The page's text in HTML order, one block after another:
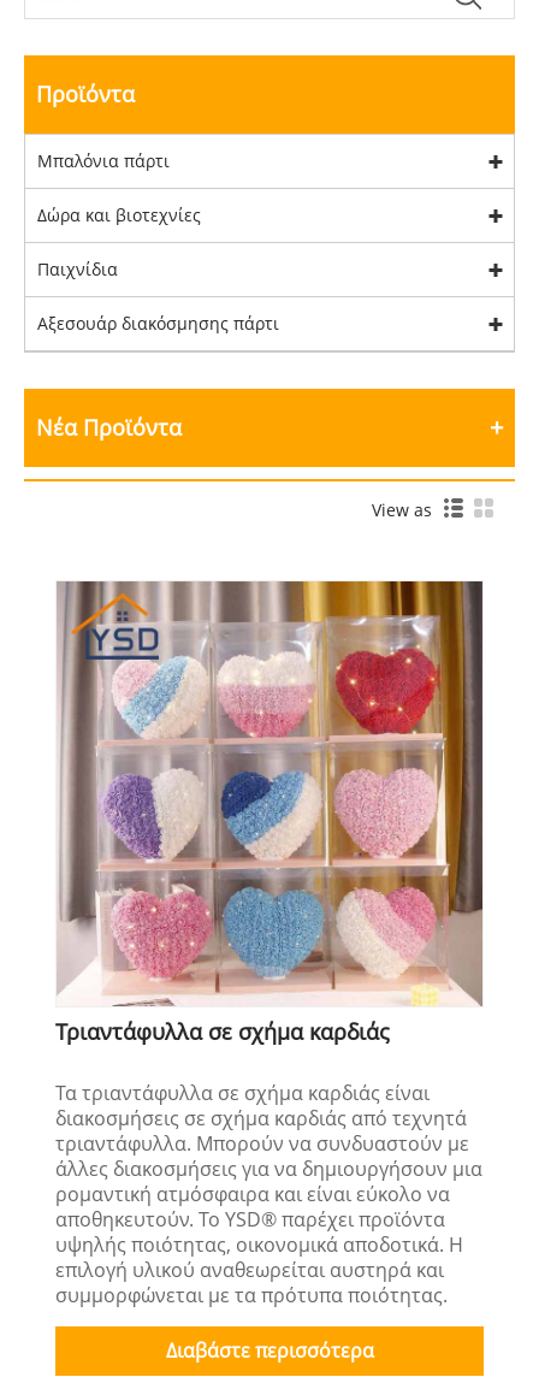
Προϊόντα
Μπαλόνια πάρτι
Δώρα και βιοτεχνίες
Παιχνίδια
Αξεσουάρ διακόσμησης πάρτι
Νέα Προϊόντα
View as
Τριαντάφυλλα σε σχήμα καρδιάς
Τα τριαντάφυλλα σε σχήμα καρδιάς είναι
διακοσμήσεις σε σχήμα καρδιάς από τεχνητά
τριαντάφυλλα. Μπορούν να συνδυαστούν με
άλλες διακοσμήσεις για να δημιουργήσουν μια
ρομαντική ατμόσφαιρα και είναι εύκολο να
αποθηκευτούν. Το YSD® παρέχει προϊόντα
υψηλής ποιότητας, οικονομικά αποδοτικά. Η
επιλογή υλικού αναθεωρείται αυστηρά και
συμμορφώνεται με τα πρότυπα ποιότητας.
Διαβάστε περισσότερα